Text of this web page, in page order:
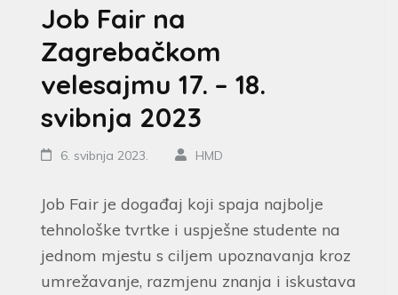
Job Fair na
Zagrebačkom
velesajmu 17. – 18.
svibnja 2023
6. svibnja 2023. HMD
Job Fair je događaj koji spaja najbolje
tehnološke tvrtke i uspješne studente na
jednom mjestu s ciljem upoznavanja kroz
umrežavanje, razmjenu znanja i iskustava